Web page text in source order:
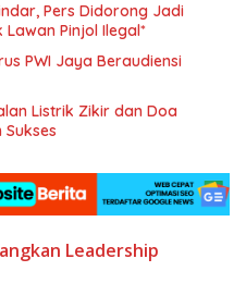
Pers Didorong Jadi
Pinjol Ilegal*
PWI Jaya Beraudiensi
Listrik Zikir dan Doa
Leadership